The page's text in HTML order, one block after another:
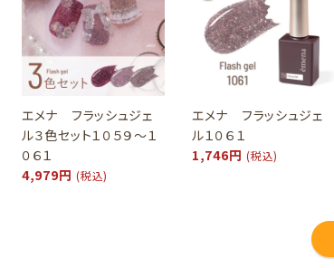
エメナ フラッシュジェ
ル３色セット１０５９～１
０６１
4,979円 (税込)
エメナ フラッシュジェ
ル１０６１
1,746円 (税込)